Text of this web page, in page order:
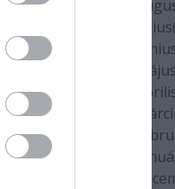
2020
2020 július(
2020
2020 május
2020
2020
2020
2020
2019